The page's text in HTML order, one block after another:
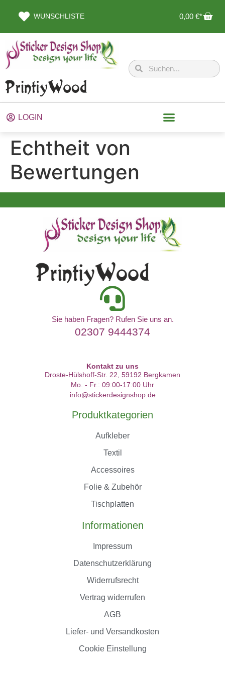
WUNSCHLISTE 0,00 €
LOGIN
Echtheit von
Bewertungen
Sie haben Fragen? Rufen Sie uns an.
02307 9444374
Kontakt zu uns
Droste-Hülshoff-Str. 22, 59192 Bergkamen
Mo. - Fr.: 09:00-17:00 Uhr
info@stickerdesignshop.de
Produktkategorien
Aufkleber
Textil
Accessoires
Folie & Zubehör
Tischplatten
Informationen
Impressum
Datenschutzerklärung
Widerrufsrecht
Vertrag widerrufen
AGB
Liefer- und Versandkosten
Cookie Einstellung